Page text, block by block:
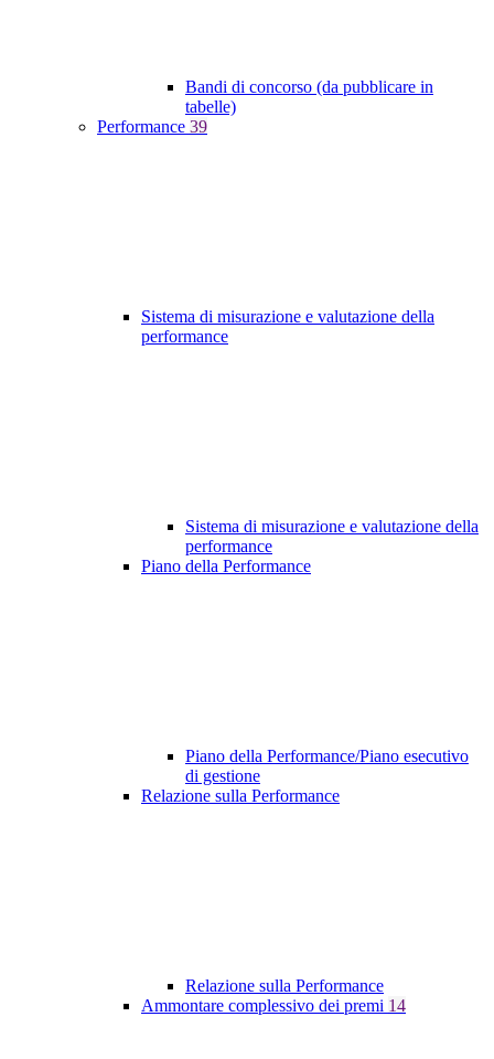
Bandi di concorso (da pubblicare in
tabelle)
Performance 39
Sistema di misurazione e valutazione della
performance
Sistema di misurazione e valutazione della
performance
Piano della Performance
Piano della Performance/Piano esecutivo
di gestione
Relazione sulla Performance
Relazione sulla Performance
Ammontare complessivo dei premi 14